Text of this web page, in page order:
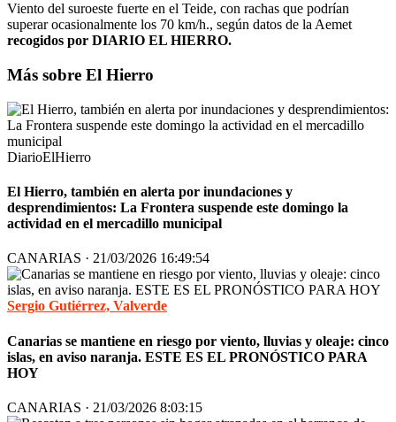
Viento del suroeste fuerte en el Teide, con rachas que podrían
superar ocasionalmente los 70 km/h., según datos de la Aemet
recogidos por DIARIO EL HIERRO.
Más sobre El Hierro
DiarioElHierro
El Hierro, también en alerta por inundaciones y
desprendimientos: La Frontera suspende este domingo la
actividad en el mercadillo municipal
CANARIAS · 21/03/2026 16:49:54
Sergio Gutiérrez, Valverde
Canarias se mantiene en riesgo por viento, lluvias y oleaje: cinco
islas, en aviso naranja. ESTE ES EL PRONÓSTICO PARA
HOY
CANARIAS · 21/03/2026 8:03:15